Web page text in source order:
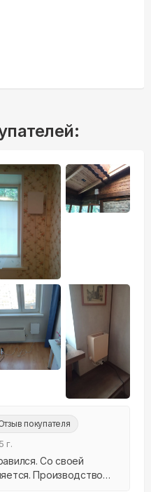
покупателя
г.
Со своей
Производство